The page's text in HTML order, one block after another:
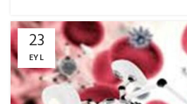
23
EYL